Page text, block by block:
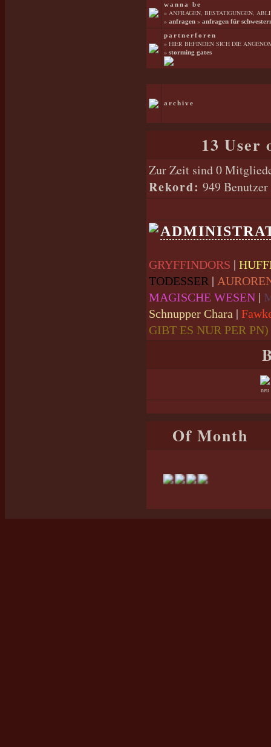
wanna be
» ANFRAGEN, BESTATIGUNGEN,
» anfragen » anfragen für
partnerforen
» HIER BEFINDEN SICH DIE
» storming gates
archive
13 User
Zur Zeit sind 0
Rekord: 949
GRYFFINDORS |
TODESSER |
MAGISCHE WESEN |
Schnupper Chara |
GIBT ES NUR PER PN)
neu
Of Month